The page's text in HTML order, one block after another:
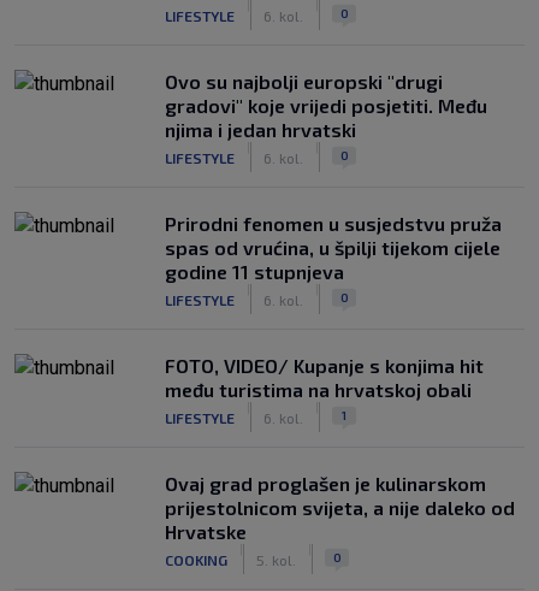
LIFESTYLE 6. kol. 0
Ovo su najbolji europski "drugi
gradovi" koje vrijedi posjetiti. Među
njima i jedan hrvatski
LIFESTYLE 6. kol. 0
Prirodni fenomen u susjedstvu pruža
spas od vrućina, u špilji tijekom cijele
godine 11 stupnjeva
LIFESTYLE 6. kol. 0
FOTO, VIDEO/ Kupanje s konjima hit
među turistima na hrvatskoj obali
LIFESTYLE 6. kol. 1
Ovaj grad proglašen je kulinarskom
prijestolnicom svijeta, a nije daleko od
Hrvatske
COOKING 5. kol. 0